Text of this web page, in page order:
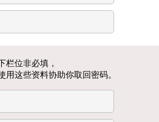
栏位非必填，
用这些资料协助你取回密码。